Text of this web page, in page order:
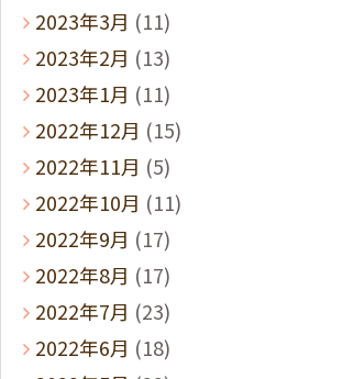
2023年3月 (11)
2023年2月 (13)
2023年1月 (11)
2022年12月 (15)
2022年11月 (5)
2022年10月 (11)
2022年9月 (17)
2022年8月 (17)
2022年7月 (23)
2022年6月 (18)